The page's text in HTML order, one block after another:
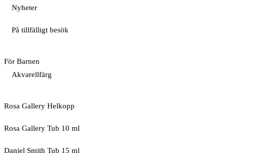
Nyheter
På tillfälligt besök
För Barnen
Akvarellfärg
Rosa Gallery Helkopp
Rosa Gallery Tub 10 ml
Daniel Smith Tub 15 ml